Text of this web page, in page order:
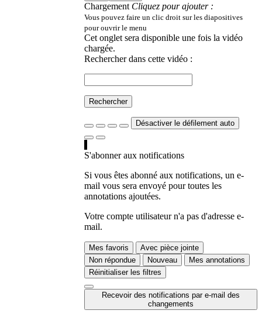
Chargement Cliquez pour ajouter :
Vous pouvez faire un clic droit sur les diapositives
pour ouvrir le menu
Cet onglet sera disponible une fois la vidéo
chargée.
Rechercher dans cette vidéo :
Rechercher
Désactiver le défilement auto
S'abonner aux notifications
Si vous êtes abonné aux notifications, un e-
mail vous sera envoyé pour toutes les
annotations ajoutées.
Votre compte utilisateur n'a pas d'adresse e-
mail.
Mes favoris
Avec pièce jointe
Non répondue
Nouveau
Mes annotations
Réinitialiser les filtres
Recevoir des notifications par e-mail des
changements